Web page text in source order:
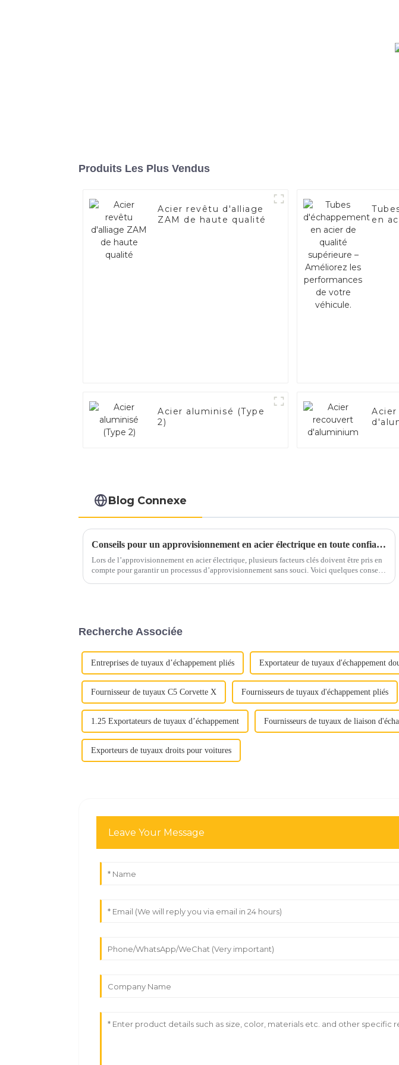
Produits Les Plus Vendus
Acier revêtu d'alliage
ZAM de haute qualité
en
Acier aluminisé (Type
2)
Blog Connexe
Conseils pour un approvisionnement en acier électrique en toute confiance
Lors de l’approvisionnement en acier électrique, plusieurs facteurs clés doivent être pris en
compte pour garantir un processus d’approvisionnement sans souci. Voici quelques conseils
Recherche Associée
Entreprises de tuyaux d’échappement pliés Exportateur de tuyaux d'échappement
Fournisseur de tuyaux C5 Corvette X Fournisseurs de tuyaux d'échappement pliés
1.25 Exportateurs de tuyaux d’échappement Fournisseurs de tuyaux de liaison
Exporteurs de tuyaux droits pour voitures
Leave Your Message